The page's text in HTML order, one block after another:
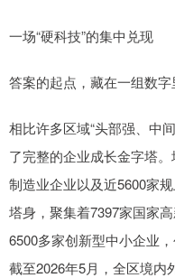
一场“硬科技”的集中兑现
答案的起点，藏在一组数字
相比许多区域“头部强、中
了完整的企业成长金字塔
制造业企业以及近5600家
塔身，聚集着7397家国家
6500多家创新型中小企业
截至2026年5月，全区境内